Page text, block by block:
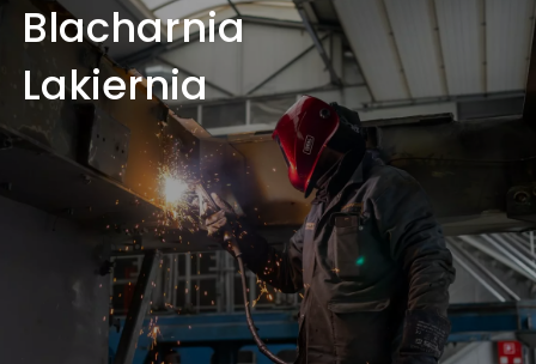
Blacharnia
Lakiernia
Blacharnia, Lakiernia
Prostowanie karoserii auta czy też wykonanie
drobnych poprawek kosmetycznych jest często
znacznie tańsze niż kupno nowych elementów oraz
ich wymian.
Dowiedz się więcej